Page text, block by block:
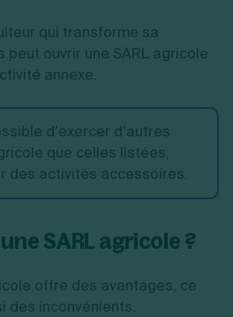
qui transforme sa
ouvrir une SARL agricole
annexe.
d’exercer d’autres
que celles listées,
des activités accessoires.
SARL agricole ?
offre des avantages, ce
des inconvénients.